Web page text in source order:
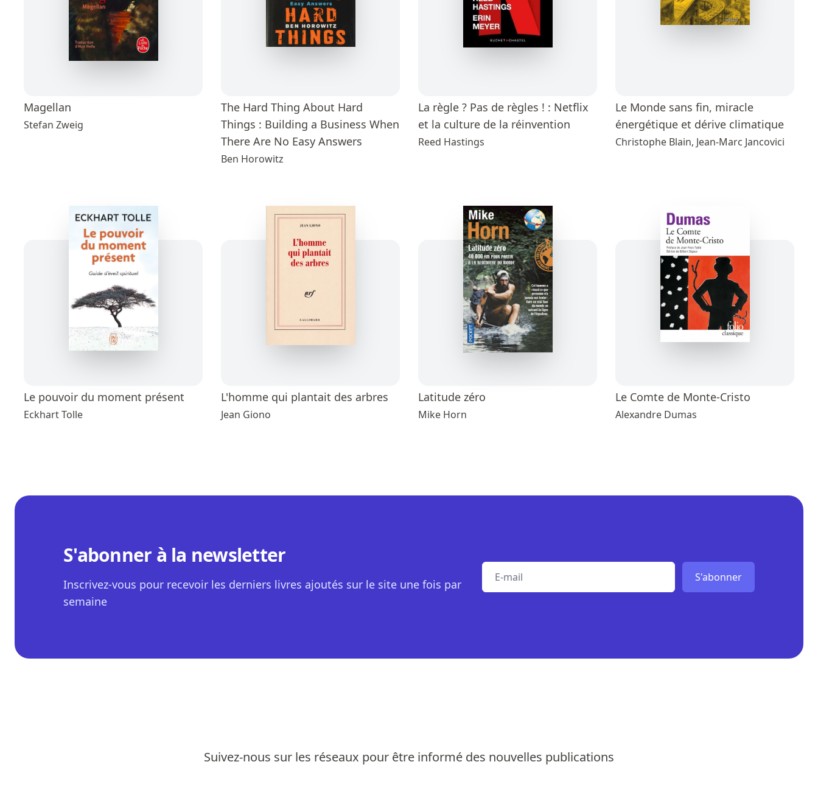
Magellan
Stefan Zweig
The Hard Thing About Hard
Things : Building a Business When
There Are No Easy Answers
Ben Horowitz
La règle ? Pas de règles ! : Netflix
et la culture de la réinvention
Reed Hastings
Le Monde sans fin, miracle
énergétique et dérive climatique
Christophe Blain, Jean-Marc Jancovici
Le pouvoir du moment présent
Eckhart Tolle
L'homme qui plantait des arbres
Jean Giono
Latitude zéro
Mike Horn
Le Comte de Monte-Cristo
Alexandre Dumas
S'abonner à la newsletter
Inscrivez-vous pour recevoir les derniers livres ajoutés sur le site une fois par
semaine
E-mail S'abonner
Suivez-nous sur les réseaux pour être informé des nouvelles publications